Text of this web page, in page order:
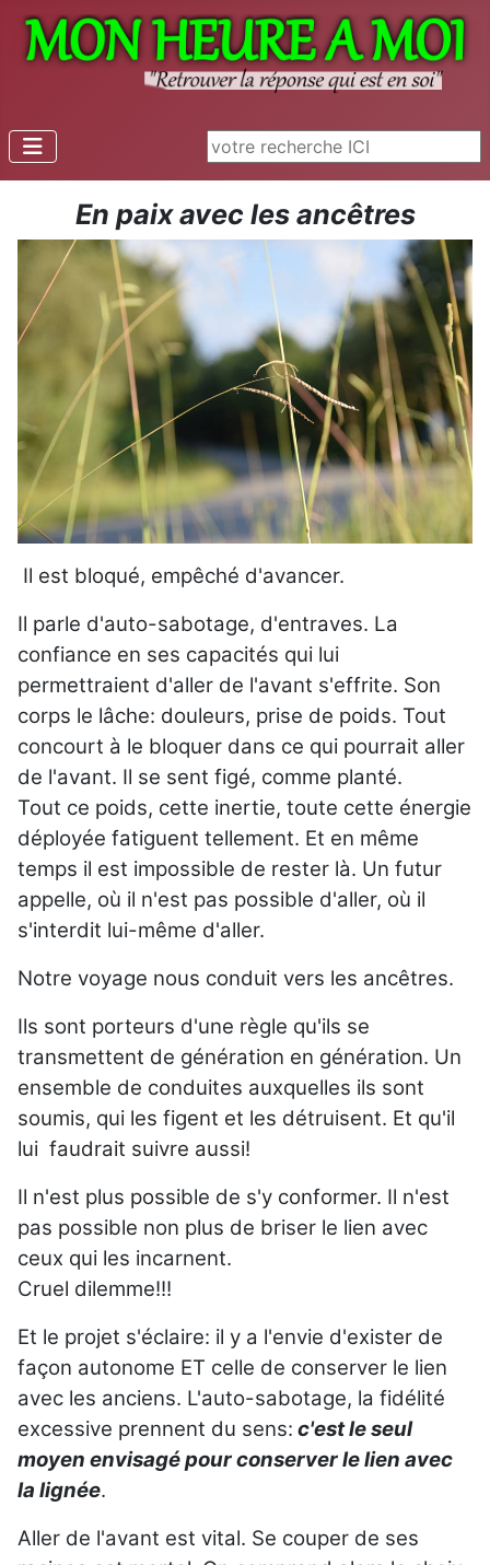
Rechercher
En paix avec les ancêtres
Il est bloqué, empêché d'avancer.
Il parle d'auto-sabotage, d'entraves. La
confiance en ses capacités qui lui
permettraient d'aller de l'avant s'effrite. Son
corps le lâche: douleurs, prise de poids. Tout
concourt à le bloquer dans ce qui pourrait aller
de l'avant. Il se sent figé, comme planté.
Tout ce poids, cette inertie, toute cette énergie
déployée fatiguent tellement. Et en même
temps il est impossible de rester là. Un futur
appelle, où il n'est pas possible d'aller, où il
s'interdit lui-même d'aller.
Notre voyage nous conduit vers les ancêtres.
Ils sont porteurs d'une règle qu'ils se
transmettent de génération en génération. Un
ensemble de conduites auxquelles ils sont
soumis, qui les figent et les détruisent. Et qu'il
lui faudrait suivre aussi!
Il n'est plus possible de s'y conformer. Il n'est
pas possible non plus de briser le lien avec
ceux qui les incarnent.
Cruel dilemme!!!
Et le projet s'éclaire: il y a l'envie d'exister de
façon autonome ET celle de conserver le lien
avec les anciens. L'auto-sabotage, la fidélité
excessive prennent du sens: c'est le seul
moyen envisagé pour conserver le lien avec
la lignée.
Aller de l'avant est vital. Se couper de ses